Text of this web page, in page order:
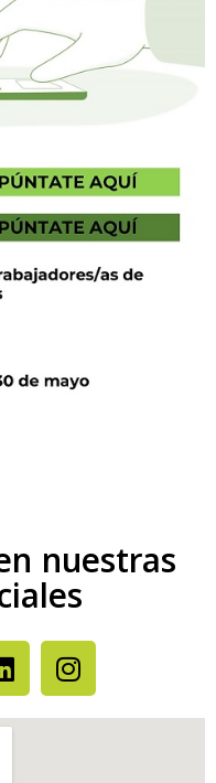
nuestras